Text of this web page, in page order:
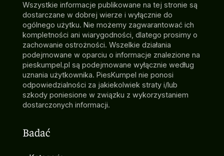
Wszystkie informacje publikowane na tej stronie są
dostarczane w dobrej wierze i wyłącznie do
ogólnego użytku. Nie możemy zagwarantować ich
kompletności ani wiarygodności, dlatego prosimy o
zachowanie ostrożności. Wszelkie działania
podejmowane w oparciu o informacje znalezione na
pieskumpel.pl są podejmowane wyłącznie według
uznania użytkownika. PiesKumpel nie ponosi
odpowiedzialności za jakiekolwiek straty i/lub
szkody poniesione w związku z wykorzystaniem
dostarczonych informacji.
Badać